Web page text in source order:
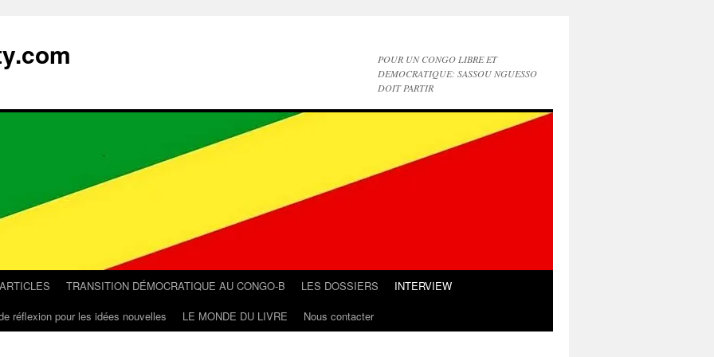
POUR UN CONGO LIBRE ET
DEMOCRATIQUE: SASSOU NGUESSO
DOIT PARTIR
TRANSITION DÉMOCRATIQUE AU CONGO-B LES DOSSIERS
INTERVIEW
réflexion pour les idées nouvelles LE MONDE DU LIVRE Nous contacter